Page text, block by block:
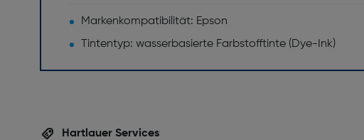
Markenkompatibilität: Epson
Tintentyp: wasserbasierte Farbstofftinte (Dye-Ink)
Hartlauer Services